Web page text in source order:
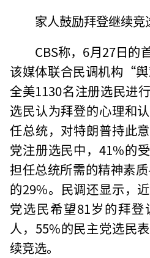
家人鼓励拜登继续竞
CBS称，6月27日的
该媒体联合民调机构“
全美1130名注册选民进
选民认为拜登的心理和
任总统，对特朗普持此
党注册选民中，41%的
担任总统所需的精神素
的29%。民调还显示，
党选民希望81岁的拜
人，55%的民主党选民
续竞选。